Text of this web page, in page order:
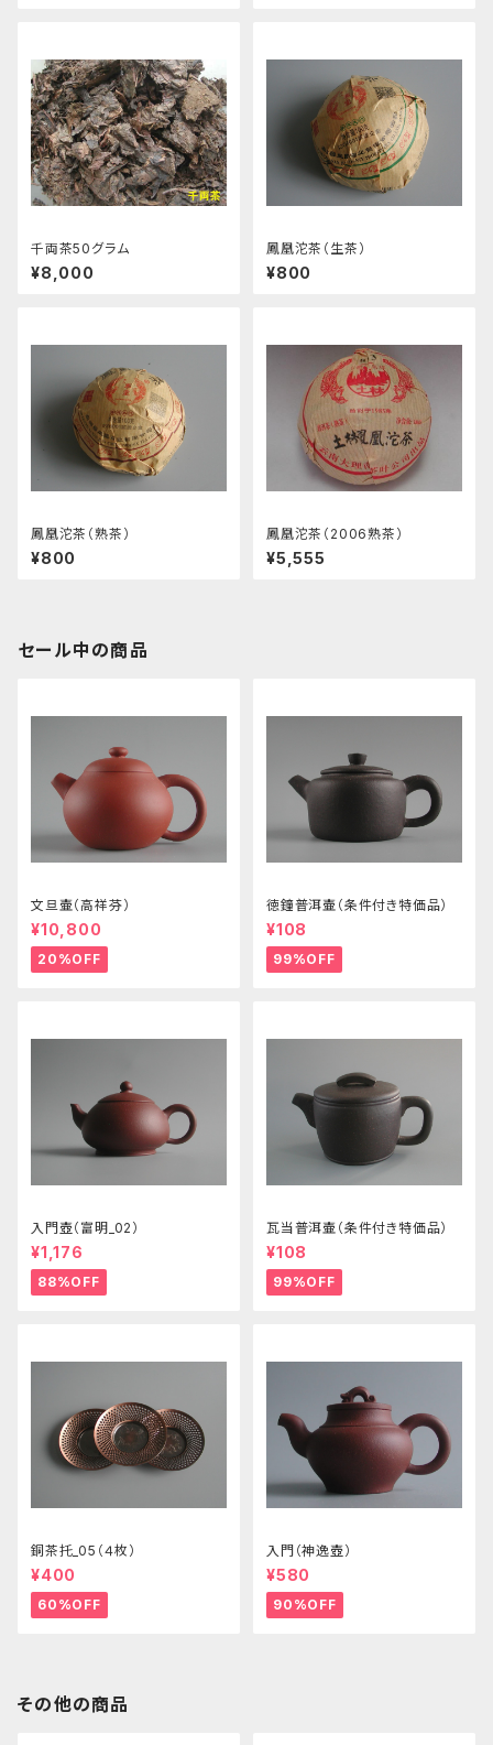
千両茶50グラム
¥8,000
鳳凰沱茶（生茶）
¥800
鳳凰沱茶（熟茶）
¥800
鳳凰沱茶（2006熟茶）
¥5,555
セール中の商品
文旦壷（高祥芬）
¥10,800
20%OFF
徳鐘普洱壷（条件付き特価品）
¥108
99%OFF
入門壺（富明_02）
¥1,176
88%OFF
瓦当普洱壷（条件付き特価品）
¥108
99%OFF
銅茶托_05（４枚）
¥400
60%OFF
入門（神逸壺）
¥580
90%OFF
その他の商品